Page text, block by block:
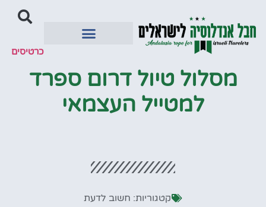
כרטיסים
מסלול טיול דרום ספרד
למטייל העצמאי
קטגוריות: חשוב לדעת